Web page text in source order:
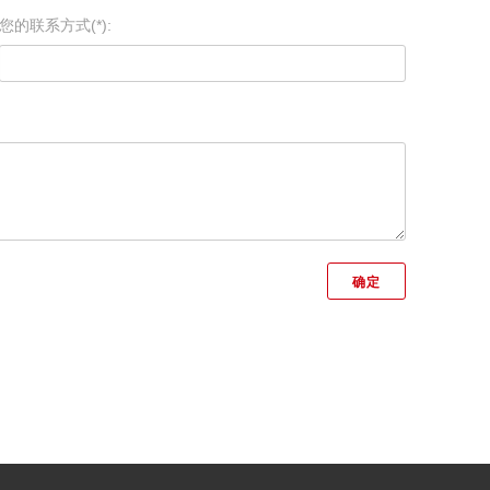
您的联系方式(*):